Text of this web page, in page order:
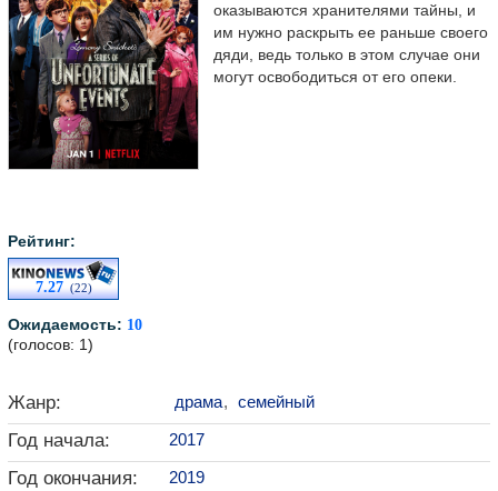
Рейтинг:
7.27(22)
Ожидаемость: 10
(голосов: 1)
оказываются хранителями тайны, и
им нужно раскрыть ее раньше своего
дяди, ведь только в этом случае они
могут освободиться от его опеки.
Жанр: драма, семейный
Год начала: 2017
Год окончания: 2019